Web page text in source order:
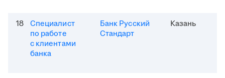
18
Специалист
по работе
с клиентами
банка
Банк Русский
Стандарт
Казань